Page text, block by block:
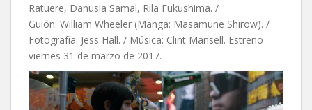
Ratuere, Danusia Samal, Rila Fukushima. /
Guión: William Wheeler (Manga: Masamune Shirow). /
Fotografía: Jess Hall. / Música: Clint Mansell. Estreno
viernes 31 de marzo de 2017.